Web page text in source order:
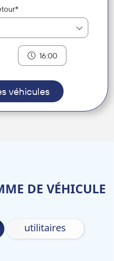
16:00
véhicules
DE VÉHICULE
utilitaires